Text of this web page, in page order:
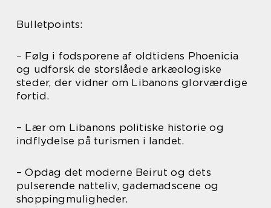
Bulletpoints:
– Følg i fodsporene af oldtidens Phoenicia
og udforsk de storslåede arkæologiske
steder, der vidner om Libanons glorværdige
fortid.
– Lær om Libanons politiske historie og
indflydelse på turismen i landet.
– Opdag det moderne Beirut og dets
pulserende natteliv, gademadscene og
shoppingmuligheder.